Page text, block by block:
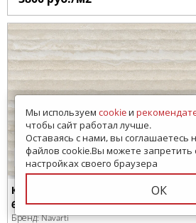
Образец в шоуруме
Керамогранит Navarti Navona Rlv.
60x120
Бренд:Navarti
Мы используем cookieи
чтобы сайт работал лучше.
Оставаясь с нами, вы соглашаетесь
файлов cookie.Вы можете запретить
настройках своего браузера
ОК